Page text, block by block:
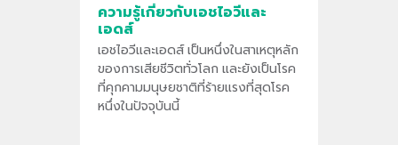
ความรู้เกี่ยวกับเอชไอวีและ
เอดส์
เอชไอวีและเอดส์ เป็นหนึ่งในสาเหตุหลัก
ของการเสียชีวิตทั่วโลก และยังเป็นโรค
ที่คุกคามมนุษยชาติที่ร้ายแรงที่สุดโรค
หนึ่งในปัจจุบันนี้